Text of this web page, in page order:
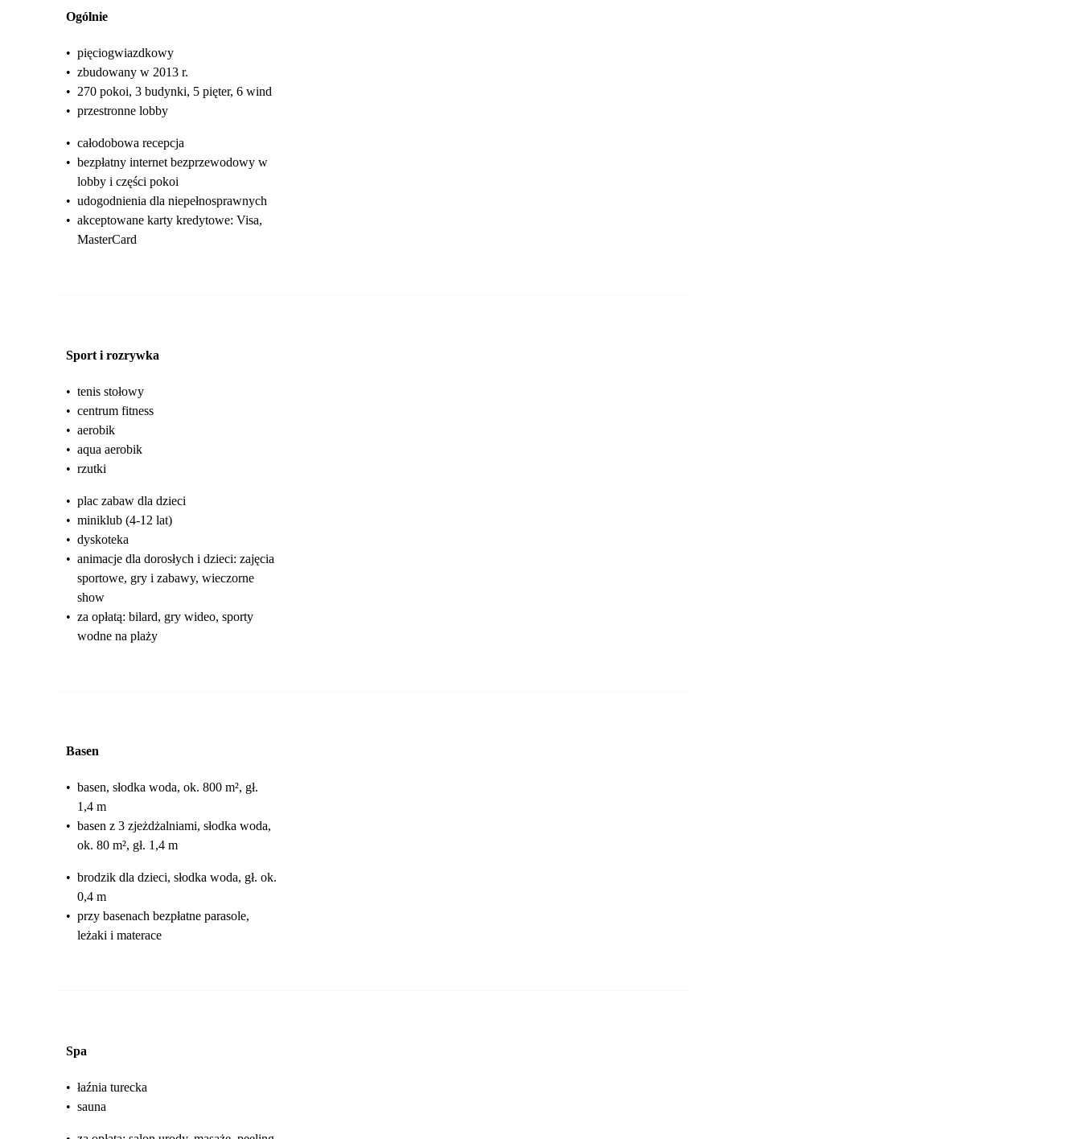
Ogólnie
• pięciogwiazdkowy
• zbudowany w 2013 r.
• 270 pokoi, 3 budynki, 5 pięter, 6 wind
• przestronne lobby
• całodobowa recepcja
• bezpłatny internet bezprzewodowy w
lobby i części pokoi
• udogodnienia dla niepełnosprawnych
• akceptowane karty kredytowe: Visa,
MasterCard
Sport i rozrywka
• tenis stołowy
• centrum fitness
• aerobik
• aqua aerobik
• rzutki
• plac zabaw dla dzieci
• miniklub (4-12 lat)
• dyskoteka
• animacje dla dorosłych i dzieci: zajęcia
sportowe, gry i zabawy, wieczorne
show
• za opłatą: bilard, gry wideo, sporty
wodne na plaży
Basen
• basen, słodka woda, ok. 800 m², gł.
1,4 m
• basen z 3 zjeżdżalniami, słodka woda,
ok. 80 m², gł. 1,4 m
• brodzik dla dzieci, słodka woda, gł. ok.
0,4 m
• przy basenach bezpłatne parasole,
leżaki i materace
Spa
• łaźnia turecka
• sauna